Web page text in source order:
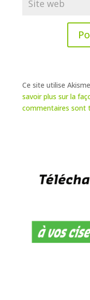
Ce site utilise
savoir plus sur la
commentaires sont